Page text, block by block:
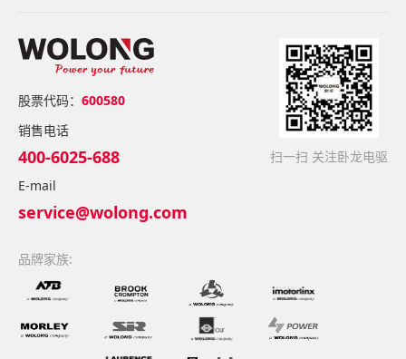
股票代码： 600580
销售电话
400-6025-688
E-mail
service@wolong.com
扫一扫 关注卧龙电驱
品牌家族: